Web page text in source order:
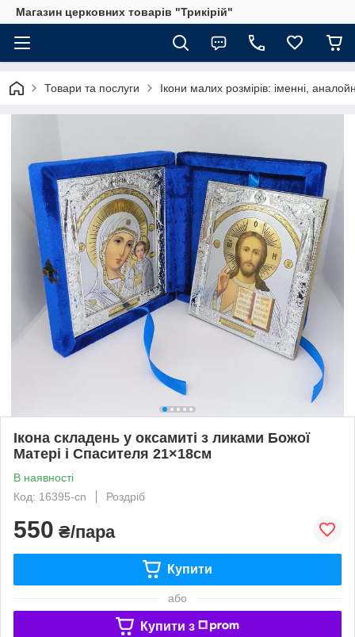
Магазин церковних товарів "Трикірій"
Товари та послуги Ікони малих розмірів: іменні,
Ікона складень у оксамиті з ликами Божої
Матері і Спасителя 21×18см
В наявності
Код: 16395-cn
Роздріб
550 ₴/пара
Купити
або
Купити з